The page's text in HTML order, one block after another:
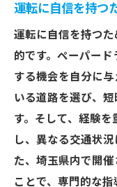
運転に自信を持つ
運転に自信を持つ
的です。ペーパー
する機会を自分に
いる道路を選び、
す。そして、経験
し、異なる交通状
た、埼玉県内で開
ことで、専門的な